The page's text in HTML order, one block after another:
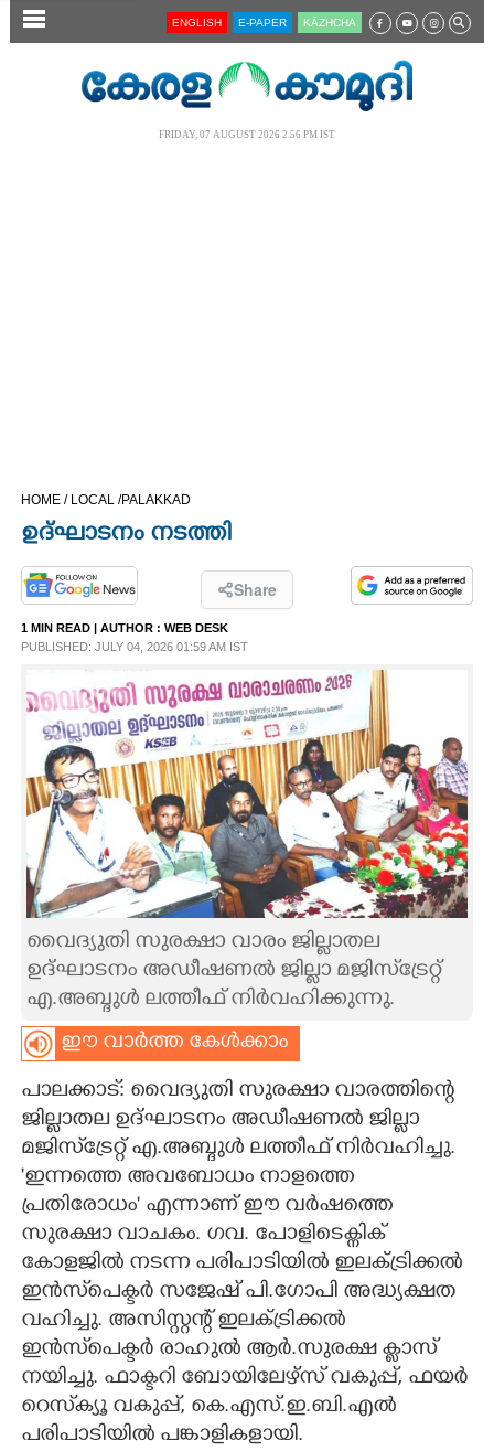
SECTIONS
OPINION
PHOTOS
LIFESTYLE
SPIRITUAL
INFO+
ART
ASTRO
CARTOONS
LITERATURE
ZOOM
ENGLISH E-PAPER KĀZHCHA
FRIDAY, 07 AUGUST 2026 2.56 PM IST
HOME / LOCAL /PALAKKAD
ഉദ്ഘാടനം നടത്തി
Share
1 MIN READ | AUTHOR : WEB DESK
PUBLISHED: JULY 04, 2026 01:59 AM IST
വൈദ്യുതി സുരക്ഷാ വാരം ജില്ലാതല
ഉദ്ഘാടനം അഡീഷണൽ ജില്ലാ മജിസ്‌ട്രേറ്റ്
എ.അബ്ദുൾ ലത്തീഫ് നിർവഹിക്കുന്നു.
ഈ വാർത്ത കേൾക്കാം
പാലക്കാട്: വൈദ്യുതി സുരക്ഷാ വാരത്തിന്റെ
ജില്ലാതല ഉദ്ഘാടനം അഡീഷണൽ ജില്ലാ
മജിസ്‌ട്രേറ്റ് എ.അബ്ദുൾ ലത്തീഫ് നിർവഹിച്ചു.
'ഇന്നത്തെ അവബോധം നാളത്തെ
പ്രതിരോധം" എന്നാണ് ഈ വർഷത്തെ
സുരക്ഷാ വാചകം. ഗവ. പോളിടെക്നിക്
കോളജിൽ നടന്ന പരിപാടിയിൽ ഇലക്ട്രിക്കൽ
ഇൻസ്‌പെക്ടർ സജേഷ് പി.ഗോപി അദ്ധ്യക്ഷത
വഹിച്ചു. അസിസ്റ്റന്റ് ഇലക്ട്രിക്കൽ
ഇൻസ്‌പെക്ടർ രാഹുൽ ആർ.സുരക്ഷ ക്ലാസ്
നയിച്ചു. ഫാക്ടറി ബോയിലേഴ്സ് വകുപ്പ്, ഫയർ
റെസ്‌ക്യൂ വകുപ്പ്, കെ.എസ്.ഇ.ബി.എൽ
പരിപാടിയിൽ പങ്കാളികളായി.